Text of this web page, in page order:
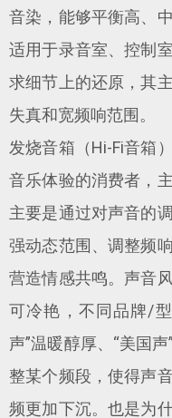
音染，能够平衡高、
适用于录音室、控制
求细节上的还原，其
失真和宽频响范围。
发烧音箱（Hi-Fi音箱
音乐体验的消费者，
主要是通过对声音的
强动态范围、调整频
营造情感共鸣。声音
可冷艳，不同品牌/
声”温暖醇厚、“美国
整某个频段，使得声
频更加下沉。也是为